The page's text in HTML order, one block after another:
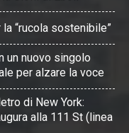
“rucola sostenibile”
un nuovo singolo
per alzare la voce
di New York:
alla 111 St (linea